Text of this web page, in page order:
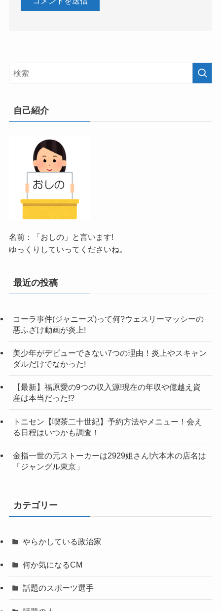
自己紹介
名前：「おしの」と言います!
ゆっくりしていってくださいね。
最近の投稿
コーラ事件(ジャニーズ)って何?ウェスリーマッシーの
悪ふざけ動画が炎上!
美少年がデビューできない7つの理由！炎上やスキャン
ダルだけでなかった!
【最新】福原愛の9つの収入源!現在の年収や億越え資
産は本当だった!?
トニセン【喫茶二十世紀】予約方法やメニュー！会え
る日程はいつかも調査！
金指一世の元ストーカーは2929姐さん!六本木の店名は
「ジャングル東京」
カテゴリー
やらかしている政治家
何か気になるCM
話題のスポーツ選手